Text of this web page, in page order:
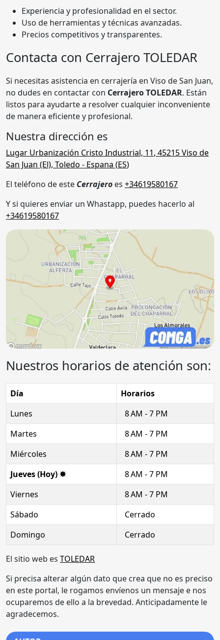
Experiencia y profesionalidad en el sector.
Uso de herramientas y técnicas avanzadas.
Precios competitivos y transparentes.
Contacta con Cerrajero TOLEDAR
Si necesitas asistencia en cerrajería en Viso de San Juan,
no dudes en contactar con Cerrajero TOLEDAR. Están
listos para ayudarte a resolver cualquier inconveniente
de manera eficiente y profesional.
Nuestra dirección es
Lugar Urbanización Cristo Industrial, 11, 45215Viso de
San Juan (El), Toledo - Espana (ES)
El teléfono de este Cerrajero es +34619580167
Y si quieres enviar un Whastapp, puedes hacerlo al
+34619580167
Nuestros horarios de atención son:
Día
Horarios
Lunes
8 AM - 7 PM
Martes
8 AM - 7 PM
Miércoles
8 AM - 7 PM
Jueves (Hoy) ✸
8 AM - 7 PM
Viernes
8 AM - 7 PM
Sábado
Cerrado
Domingo
Cerrado
El sitio web es TOLEDAR
Si precisa alterar algún dato que crea que no es preciso
en este portal, le rogamos envíenos un mensaje e nos
ocuparemos de ello a la brevedad. Anticipadamente le
agradecemos.